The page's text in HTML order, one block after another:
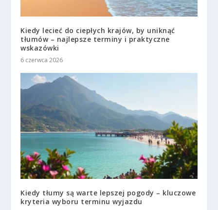
Kiedy lecieć do ciepłych krajów, by uniknąć
tłumów – najlepsze terminy i praktyczne
wskazówki
6 czerwca 2026
Kiedy tłumy są warte lepszej pogody – kluczowe
kryteria wyboru terminu wyjazdu